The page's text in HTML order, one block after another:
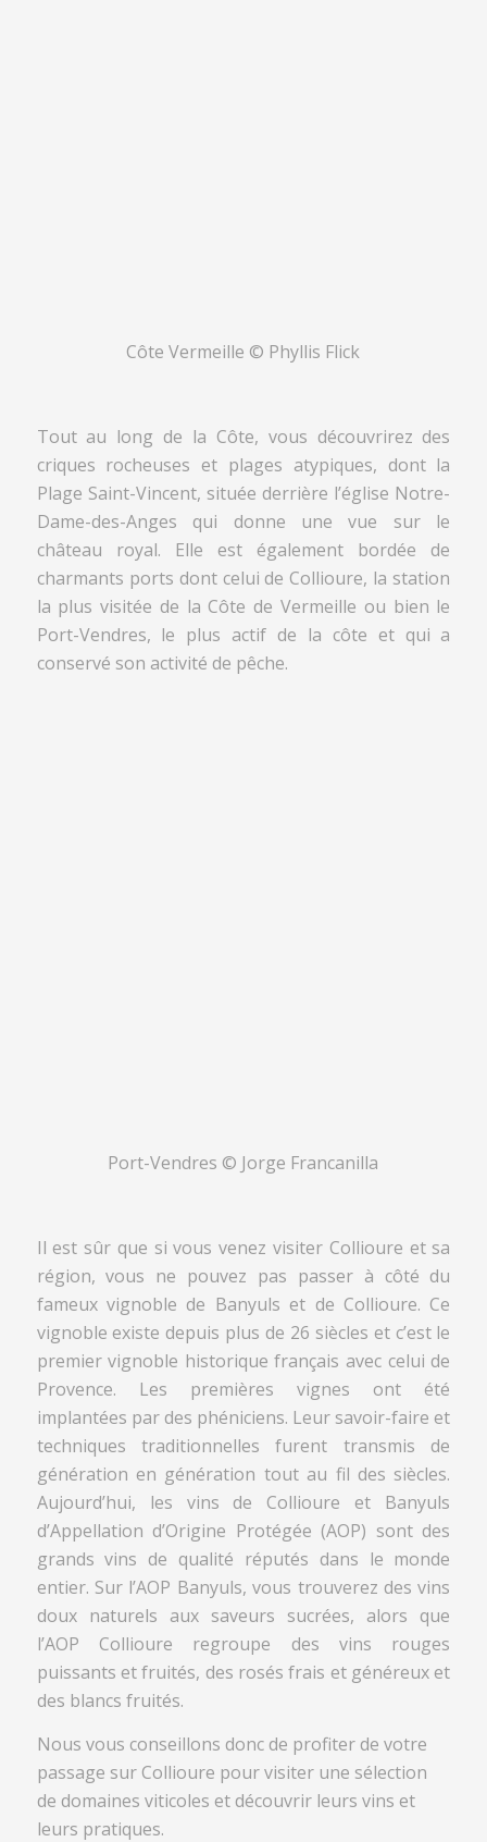
Côte Vermeille © Phyllis Flick
Tout au long de la Côte, vous découvrirez des
criques rocheuses et plages atypiques, dont la
Plage Saint-Vincent, située derrière l’église Notre-
Dame-des-Anges qui donne une vue sur le
château royal. Elle est également bordée de
charmants ports dont celui de Collioure, la station
la plus visitée de la Côte de Vermeille ou bien le
Port-Vendres, le plus actif de la côte et qui a
conservé son activité de pêche.
Port-Vendres © Jorge Francanilla
Il est sûr que si vous venez visiter Collioure et sa
région, vous ne pouvez pas passer à côté du
fameux vignoble de Banyuls et de Collioure. Ce
vignoble existe depuis plus de 26 siècles et c’est le
premier vignoble historique français avec celui de
Provence. Les premières vignes ont été
implantées par des phéniciens. Leur savoir-faire et
techniques traditionnelles furent transmis de
génération en génération tout au fil des siècles.
Aujourd’hui, les vins de Collioure et Banyuls
d’Appellation d’Origine Protégée (AOP) sont des
grands vins de qualité réputés dans le monde
entier. Sur l’AOP Banyuls, vous trouverez des vins
doux naturels aux saveurs sucrées, alors que
l’AOP Collioure regroupe des vins rouges
puissants et fruités, des rosés frais et généreux et
des blancs fruités.
Nous vous conseillons donc de profiter de votre
passage sur Collioure pour visiter une sélection
de domaines viticoles et découvrir leurs vins et
leurs pratiques.